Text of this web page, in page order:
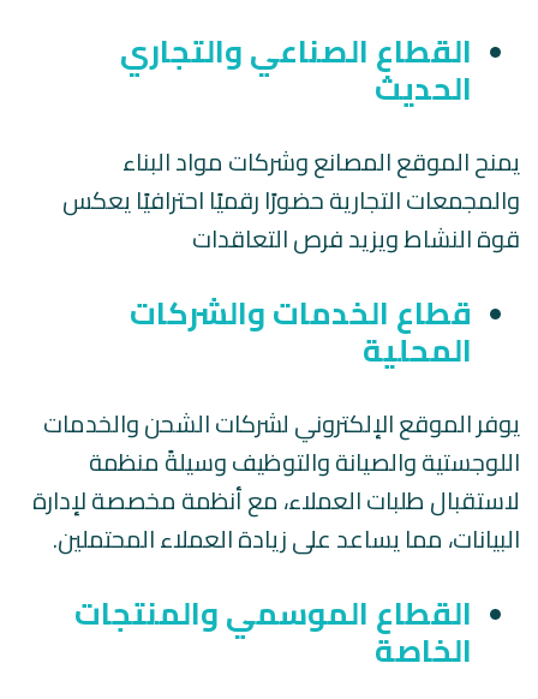
القطاع الصناعي والتجاري
الحديث
يمنح الموقع المصانع وشركات مواد البناء
والمجمعات التجارية حضورًا رقميًا احترافيًا يعكس
قوة النشاط ويزيد فرص التعاقدات
قطاع الخدمات والشركات
المحلية
يوفر الموقع الإلكتروني لشركات الشحن والخدمات
اللوجستية والصيانة والتوظيف وسيلةً منظمة
لاستقبال طلبات العملاء، مع أنظمة مخصصة لإدارة
البيانات، مما يساعد على زيادة العملاء المحتملين.
القطاع الموسمي والمنتجات
الخاصة